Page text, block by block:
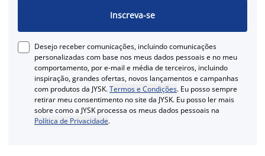
Inscreva-se
Desejo receber comunicações, incluindo comunicações
personalizadas com base nos meus dados pessoais e no meu
comportamento, por e-mail e média de terceiros, incluindo
inspiração, grandes ofertas, novos lançamentos e campanhas
com produtos da JYSK.Termos e Condições. Eu posso sempre
retirar meu consentimento no site da JYSK. Eu posso ler mais
sobre como a JYSK processa os meus dados pessoais na
Política de Privacidade.